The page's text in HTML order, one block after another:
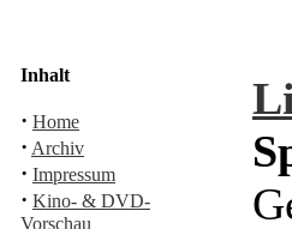
Inhalt
· Home
· Archiv
· Impressum
· Kino- & DVD-
Vorschau